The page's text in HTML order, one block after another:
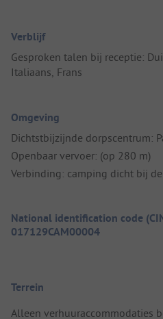
Verblijf
Gesproken talen bij receptie:
Italiaans, Frans
Omgeving
Dichtstbijzijnde dorpscentrum:
Openbaar vervoer: (op 280 m)
Verbinding: camping dicht bij
National identification code
017129CAM00004
Terrein
Alleen verhuuraccommodaties